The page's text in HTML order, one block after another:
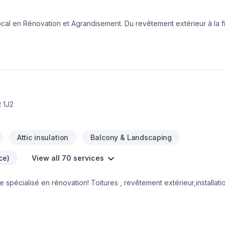
Du revêtement extérieur à la finition intérieure
sur mesure et un service clé en main irréprochable.
Attic insulation Balcony & Landscaping
View all 70 services
spécialisé en rénovation! Toitures , revêtement